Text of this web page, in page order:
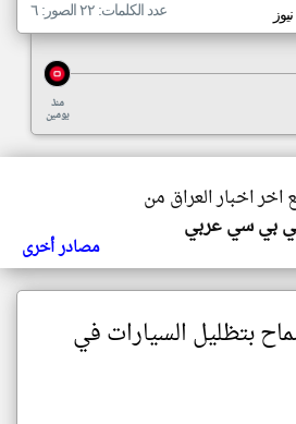
عدد الكلمات: ٢٢ الصور: ٦
منذ
يومين
اخر اخبار العراق من
بي سي عربي
مصادر أخرى
بتظليل السيارات في